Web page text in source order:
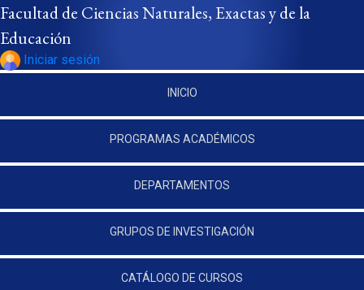
Pasar al contenido principal
Facultad de Ciencias Naturales, Exactas y de la
Educación
Iniciar sesión
INICIO
PROGRAMAS ACADÉMICOS
DEPARTAMENTOS
GRUPOS DE INVESTIGACIÓN
CATÁLOGO DE CURSOS